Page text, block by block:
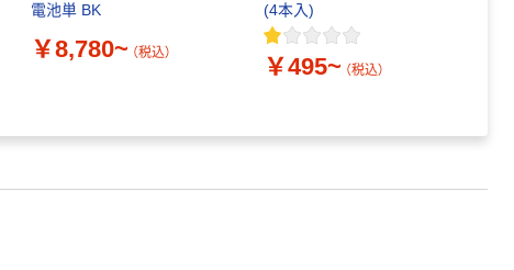
電池単 BK
￥8,780~ （税込）
(4本入)
￥495~ （税込）